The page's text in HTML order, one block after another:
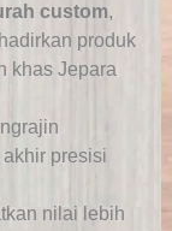
custom,
produk
khas Jepara
presisi
nilai lebih